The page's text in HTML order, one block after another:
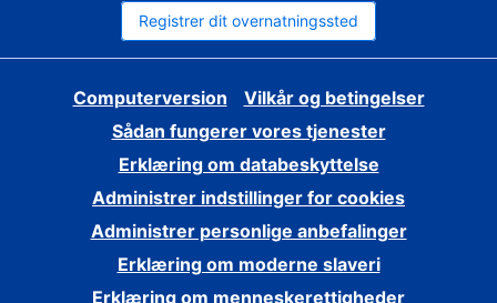
Registrer dit overnatningssted
Computerversion
Vilkår og betingelser
Sådan fungerer vores tjenester
Erklæring om databeskyttelse
Administrer indstillinger for cookies
Administrer personlige anbefalinger
Erklæring om moderne slaveri
Erklæring om menneskerettigheder